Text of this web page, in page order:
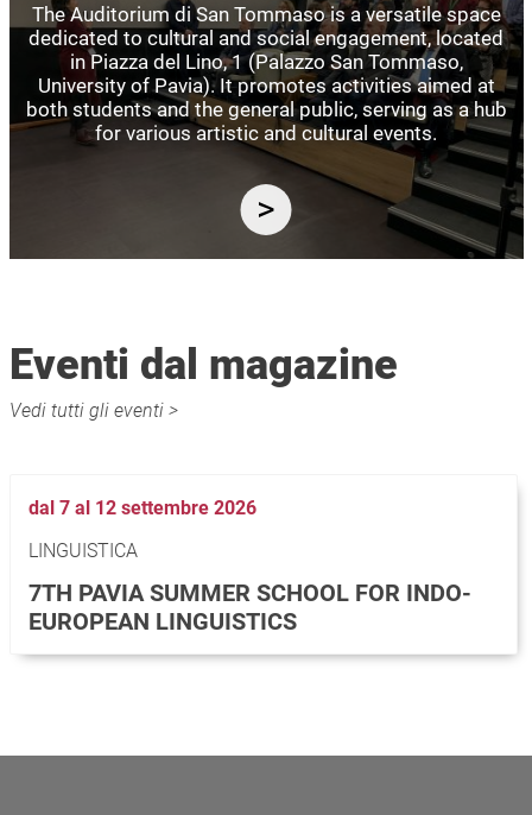
The Auditorium di San Tommaso is a versatile space
dedicated to cultural and social engagement, located
in Piazza del Lino, 1 (Palazzo San Tommaso,
University of Pavia). It promotes activities aimed at
both students and the general public, serving as a hub
for various artistic and cultural events.
Vedi tutti gli eventi >
Eventi dal magazine
dal 7 al 12 settembre 2026
LINGUISTICA
7TH PAVIA SUMMER SCHOOL FOR INDO-
EUROPEAN LINGUISTICS